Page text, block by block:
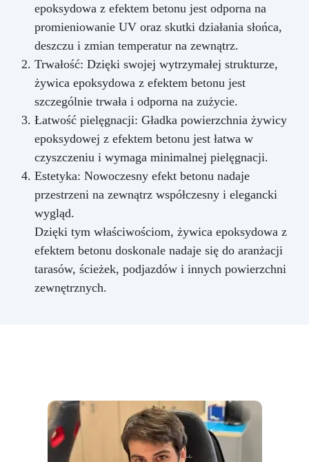
epoksydowa z efektem betonu jest odporna na
promieniowanie UV oraz skutki działania słońca,
deszczu i zmian temperatur na zewnątrz.
Trwałość: Dzięki swojej wytrzymałej strukturze,
żywica epoksydowa z efektem betonu jest
szczególnie trwała i odporna na zużycie.
Łatwość pielęgnacji: Gładka powierzchnia żywicy
epoksydowej z efektem betonu jest łatwa w
czyszczeniu i wymaga minimalnej pielęgnacji.
Estetyka: Nowoczesny efekt betonu nadaje
przestrzeni na zewnątrz współczesny i elegancki
wygląd.
Dzięki tym właściwościom, żywica epoksydowa z
efektem betonu doskonale nadaje się do aranżacji
tarasów, ścieżek, podjazdów i innych powierzchni
zewnętrznych.